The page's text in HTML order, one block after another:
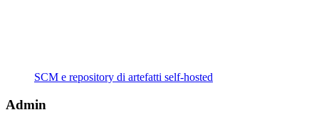
SCM e repository di artefatti self-hosted
Admin